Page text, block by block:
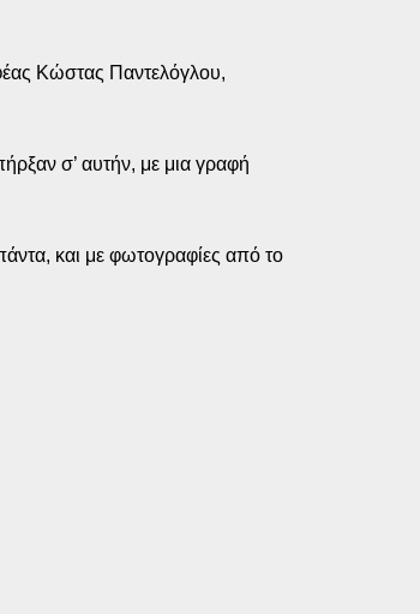
Κώστας Παντελόγλου,
σ’ αυτήν, με μια γραφή
πάντα, και με φωτογραφίες από το